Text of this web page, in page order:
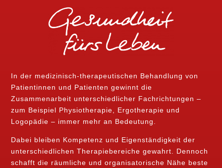
In der medizinisch-therapeutischen Behandlung von
Patientinnen und Patienten gewinnt die
Zusammenarbeit unterschiedlicher Fachrichtungen –
zum Beispiel Physiotherapie, Ergotherapie und
Logopädie – immer mehr an Bedeutung.
Dabei bleiben Kompetenz und Eigenständigkeit der
unterschiedlichen Therapiebereiche gewahrt. Dennoch
schafft die räumliche und organisatorische Nähe beste